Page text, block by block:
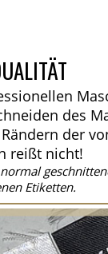
des
der
reißt nicht!
Etiketten.